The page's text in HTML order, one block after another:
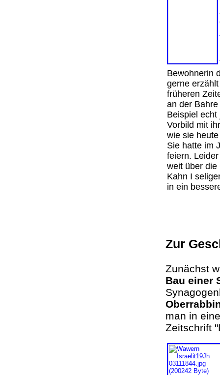
Bewohnerin
gerne
früheren
an der
Beispiel
Vorbild mit
wie sie
Sie hatte im
feiern.
weit über die
Kahn I
in ein
Zur
Zunächst
Bau einer
man in
Zeitschrift